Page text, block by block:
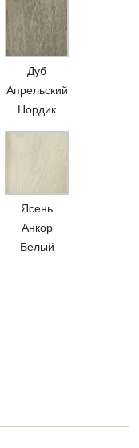
Дуб
Апрельский
Нордик
Ясень
Анкор
Белый